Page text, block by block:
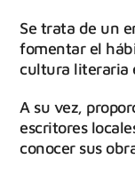
Se trata de un
fomentar el
cultura literaria
A su vez,
escritores
conocer sus